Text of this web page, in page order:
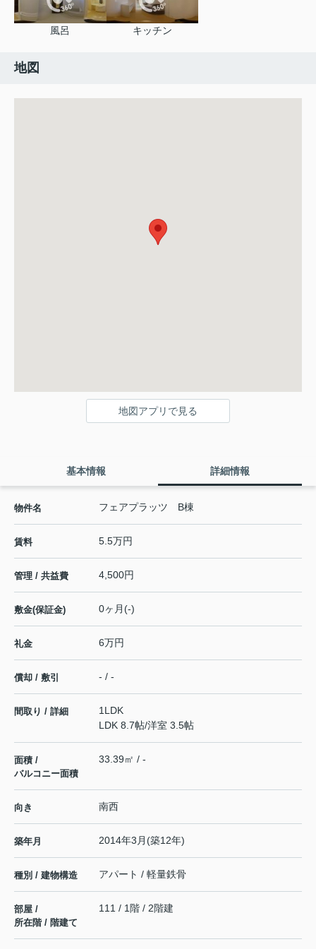
風呂 キッチン
地図
地図アプリで見る
基本情報 詳細情報
物件名 フェアプラッツ B棟
賃料 5.5万円
管理 / 共益費 4,500円
敷金(保証金) 0ヶ月(-)
礼金 6万円
償却 / 敷引 - / -
間取り / 詳細
1LDK
LDK 8.7帖/洋室 3.5帖
面積 /
バルコニー面積
33.39㎡ / -
向き 南西
築年月 2014年3月(築12年)
種別 / 建物構造 アパート / 軽量鉄骨
部屋 /
所在階 / 階建て
111 / 1階 / 2階建